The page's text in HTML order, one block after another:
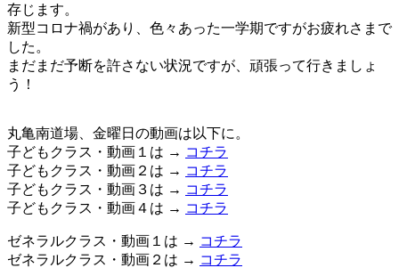
存じます。
新型コロナ禍があり、色々あった一学期ですがお疲れさまで
した。
まだまだ予断を許さない状況ですが、頑張って行きましょ
う！
丸亀南道場、金曜日の動画は以下に。
子どもクラス・動画１は → コチラ
子どもクラス・動画２は → コチラ
子どもクラス・動画３は → コチラ
子どもクラス・動画４は → コチラ
ゼネラルクラス・動画１は → コチラ
ゼネラルクラス・動画２は → コチラ